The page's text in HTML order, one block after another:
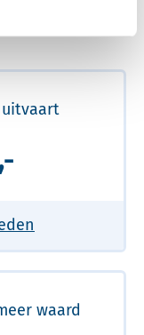
uitvaart
waard